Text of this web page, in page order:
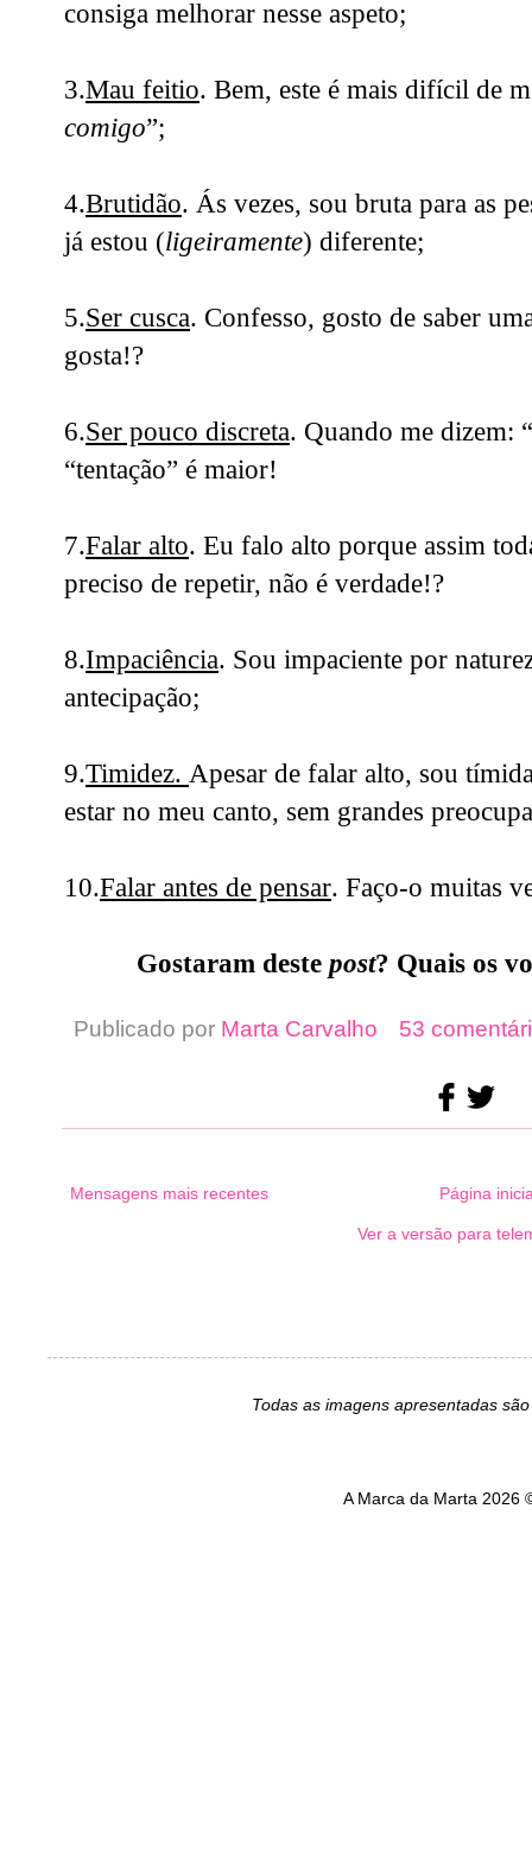
consiga melhorar nesse aspeto;
3.Mau feitio. Bem, este é mais difícil de
comigo”;
4.Brutidão. Ás vezes, sou bruta para as
já estou (ligeiramente) diferente;
5.Ser cusca. Confesso, gosto de saber
gosta!?
6.Ser pouco discreta. Quando me dizem: “
“tentação” é maior!
7.Falar alto. Eu falo alto porque assim
preciso de repetir, não é verdade!?
8.Impaciência. Sou impaciente por
antecipação;
9.Timidez. Apesar de falar alto, sou
estar no meu canto, sem grandes
10.Falar antes de pensar. Faço-o muitas
Gostaram deste post? Quais os
Publicado por Marta Carvalho 53
Mensagens mais recentes Página
Ver a versão para
Todas as imagens apresentadas
A Marca da Marta 2026